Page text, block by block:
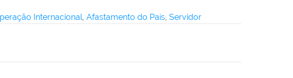
Internacional, Afastamento do País, Servidor